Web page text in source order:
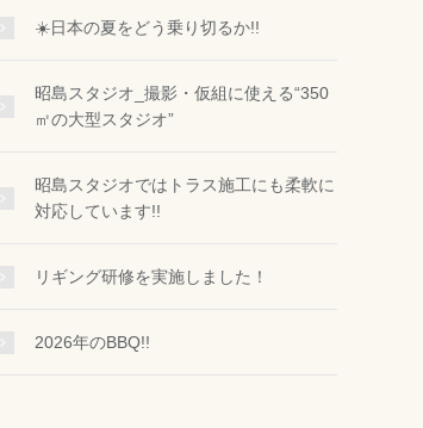
☀️日本の夏をどう乗り切るか!!
昭島スタジオ_撮影・仮組に使える“350
㎡の大型スタジオ”
昭島スタジオではトラス施工にも柔軟に
対応しています!!
リギング研修を実施しました！
2026年のBBQ!!